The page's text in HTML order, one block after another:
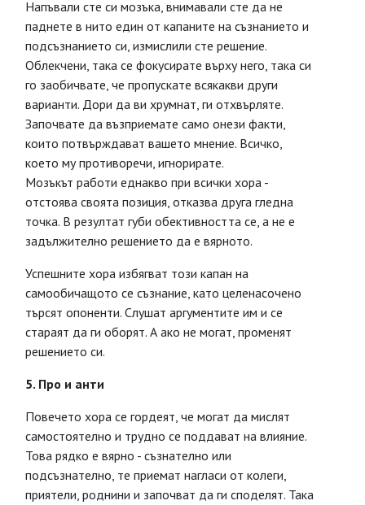
Напъвали сте си мозъка, внимавали сте да не
паднете в нито един от капаните на съзнанието и
подсъзнанието си, измислили сте решение.
Облекчени, така се фокусирате върху него, така си
го заобичвате, че пропускате всякакви други
варианти. Дори да ви хрумнат, ги отхвърляте.
Започвате да възприемате само онези факти,
които потвърждават вашето мнение. Всичко,
което му противоречи, игнорирате.
Мозъкът работи еднакво при всички хора -
отстоява своята позиция, отказва друга гледна
точка. В резултат губи обективността се, а не е
задължително решението да е вярното.
Успешните хора избягват този капан на
самообичащото се съзнание, като целенасочено
търсят опоненти. Слушат аргументите им и се
стараят да ги оборят. А ако не могат, променят
решението си.
5. Про и анти
Повечето хора се гордеят, че могат да мислят
самостоятелно и трудно се поддават на влияние.
Това рядко е вярно - съзнателно или
подсъзнателно, те приемат нагласи от колеги,
приятели, роднини и започват да ги споделят. Така